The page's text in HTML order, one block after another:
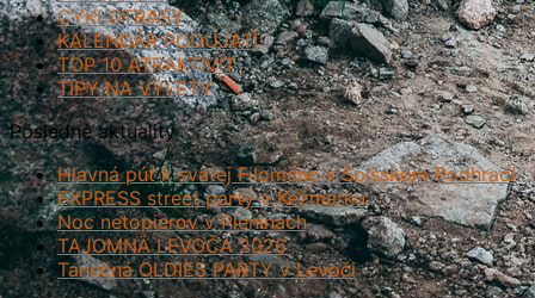
CYKLOTRASY
KALENDÁR PODUJATÍ
TOP 10 ATRAKTIVÍT
TIPY NA VÝLETY
Posledné aktuality
Hlavná púť k svätej Filoméne v Spišskom Podhradí
EXPRESS street party v Kežmarku
Noc netopierov v Pieninách
TAJOMNÁ LEVOČA 2026
Tanečná OLDIES PARTY v Levoči